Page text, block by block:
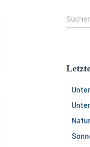
S
u
n
Suchen